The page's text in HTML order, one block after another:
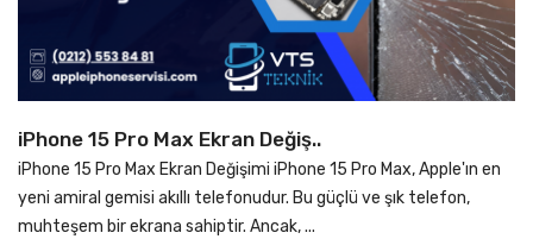
iPhone 15 Pro Max Ekran Değiş..
iPhone 15 Pro Max Ekran Değişimi iPhone 15 Pro Max, Apple'ın en
yeni amiral gemisi akıllı telefonudur. Bu güçlü ve şık telefon,
muhteşem bir ekrana sahiptir. Ancak, ...